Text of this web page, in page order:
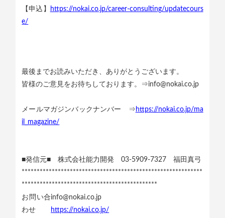
【申込】
https://nokai.co.jp/career-consulting/updatecours
e/
最後までお読みいただき、ありがとうございます。
皆様のご意見をお待ちしております。⇒info@nokai.co.jp
メールマガジンバックナンバー ⇒ https://nokai.co.jp/ma
il_magazine/
■発信元■ 株式会社能力開発 03-5909-7327 福田真弓
************************************************************
*********************************************
お問い合
わせ
info@nokai.co.jp
https://nokai.co.jp/